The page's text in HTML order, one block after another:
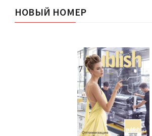
НОВЫЙ НОМЕР